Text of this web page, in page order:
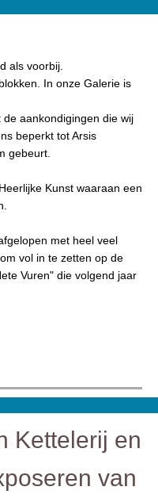
als voorbij.
In onze Galerie is
aankondigingen die wij
beperkt tot Arsis
gebeurt.
Kunst waaraan een
met heel veel
vol in te zetten op de
Vuren" die volgend jaar
Kettelerij en
van